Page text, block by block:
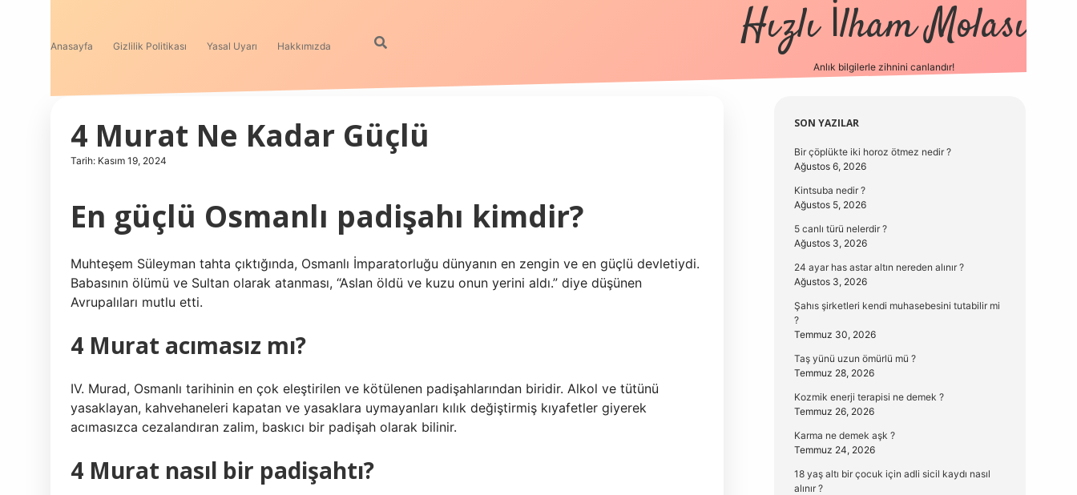
Anasayfa Gizlilik Politikası Yasal Uyarı Hakkımızda Hızlı İlham Molası
Anlık bilgilerle zihnini canlandır!
4 Murat Ne Kadar Güçlü
Tarih: Kasım 19, 2024
En güçlü Osmanlı padişahı kimdir?
Muhteşem Süleyman tahta çıktığında, Osmanlı İmparatorluğu dünyanın en zengin ve en güçlü devletiydi.
Babasının ölümü ve Sultan olarak atanması, “Aslan öldü ve kuzu onun yerini aldı.” diye düşünen
Avrupalıları mutlu etti.
4 Murat acımasız mı?
IV. Murad, Osmanlı tarihinin en çok eleştirilen ve kötülenen padişahlarından biridir. Alkol ve tütünü
yasaklayan, kahvehaneleri kapatan ve yasaklara uymayanları kılık değiştirmiş kıyafetler giyerek
acımasızca cezalandıran zalim, baskıcı bir padişah olarak bilinir.
4 Murat nasıl bir padişahtı?
Sidebar
SON YAZILAR
Bir çöplükte iki horoz ötmez nedir ?
Ağustos 6, 2026
Kintsuba nedir ?
Ağustos 5, 2026
5 canlı türü nelerdir ?
Ağustos 3, 2026
24 ayar has astar altın nereden alınır ?
Ağustos 3, 2026
Şahıs şirketleri kendi muhasebesini tutabilir mi
?
Temmuz 30, 2026
Taş yünü uzun ömürlü mü ?
Temmuz 28, 2026
Kozmik enerji terapisi ne demek ?
Temmuz 26, 2026
Karma ne demek aşk ?
Temmuz 24, 2026
18 yaş altı bir çocuk için adli sicil kaydı nasıl
alınır ?